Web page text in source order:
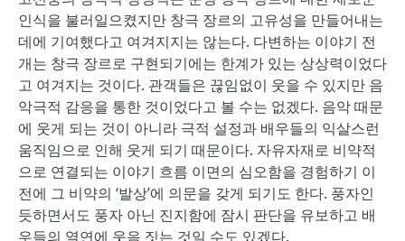
인식을 불러일으켰지만 창극 장르의 고유성을 만들어내는
데에 기여했다고 여겨지지는 않는다. 다변하는 이야기 전
개는 창극 장르로 구현되기에는 한계가 있는 상상력이었다
고 여겨지는 것이다. 관객들은 끊임없이 웃을 수 있지만 음
악극적 감응을 통한 것이었다고 볼 수는 없겠다. 음악 때문
에 웃게 되는 것이 아니라 극적 설정과 배우들의 익살스런
움직임으로 인해 웃게 되기 때문이다. 자유자재로 비약적
으로 연결되는 이야기 흐름 이면의 심오함을 경험하기 이
전에 그 비약의 ‘발상’에 의문을 갖게 되기도 한다. 풍자인
듯하면서도 풍자 아닌 진지함에 잠시 판단을 유보하고 배
우들의 열연에 웃음 짓는 것일 수도 있겠다.